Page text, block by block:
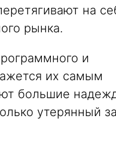
на
рынка.
и
их самым
большие
утерянный за